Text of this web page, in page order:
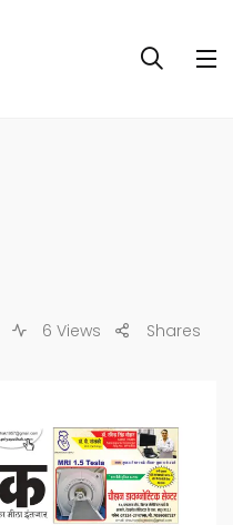
6 Views Shares